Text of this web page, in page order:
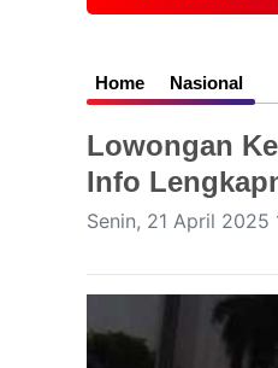
Home Nasional
Lowongan
Info
Senin, 21 April 2025